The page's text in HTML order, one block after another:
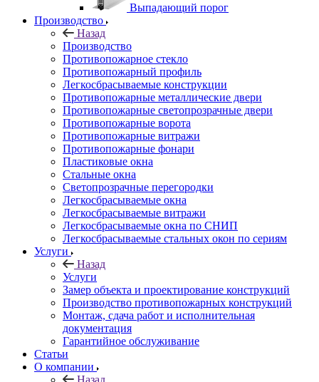
Выпадающий порог
Производство
Назад
Производство
Противопожарное стекло
Противопожарный профиль
Легкосбрасываемые конструкции
Противопожарные металлические двери
Противопожарные светопрозрачные двери
Противопожарные ворота
Противопожарные витражи
Противопожарные фонари
Пластиковые окна
Стальные окна
Светопрозрачные перегородки
Легкосбрасываемые окна
Легкосбрасываемые витражи
Легкосбрасываемые окна по СНИП
Легкосбрасываемые стальных окон по сериям
Услуги
Назад
Услуги
Замер объекта и проектирование конструкций
Производство противопожарных конструкций
Монтаж, сдача работ и исполнительная
документация
Гарантийное обслуживание
Статьи
О компании
Назад